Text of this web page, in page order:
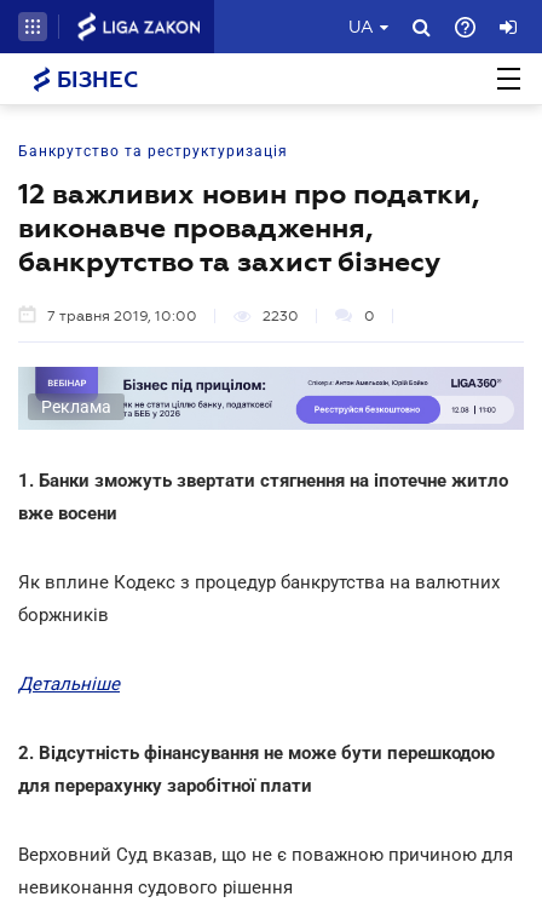
UA
БІЗНЕС
Банкрутство та реструктуризація
12 важливих новин про податки,
виконавче провадження,
банкрутство та захист бізнесу
7 травня 2019, 10:00 2230 0
Реклама
1. Банки зможуть звертати стягнення на іпотечне житло
вже восени
Як вплине Кодекс з процедур банкрутства на валютних
боржників
Детальніше
2. Відсутність фінансування не може бути перешкодою
для перерахунку заробітної плати
Верховний Суд вказав, що не є поважною причиною для
невиконання судового рішення